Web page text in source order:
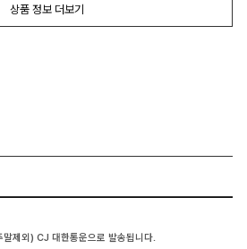
상품 정보 더보기
제외) CJ 대한통운으로 발송됩니다.